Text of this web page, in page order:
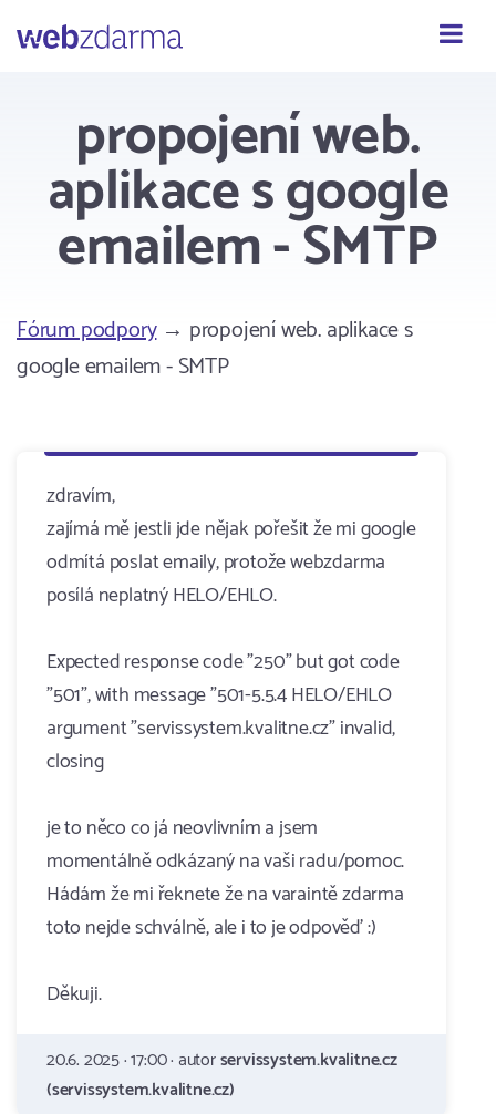
Webzdarma
propojení web.
aplikace s google
emailem - SMTP
Fórum podpory→ propojení web. aplikace s
google emailem - SMTP
zdravím,
zajímá mě jestli jde nějak pořešit že mi google
odmítá poslat emaily, protože webzdarma
posílá neplatný HELO/EHLO.
Expected response code "250" but got code
"501", with message "501-5.5.4 HELO/EHLO
argument "servi​ssyst​em.kvalitne.cz" invalid,
closing
je to něco co já neovlivním a jsem
momentálně odkázaný na vaši radu/pomoc.
Hádám že mi řeknete že na varaintě zdarma
toto nejde schválně, ale i to je odpověď :)
Děkuji.
20.6. 2025 · 17:00 · autorservissystem.kvalitne.cz
(servissystem.kvalitne.cz)